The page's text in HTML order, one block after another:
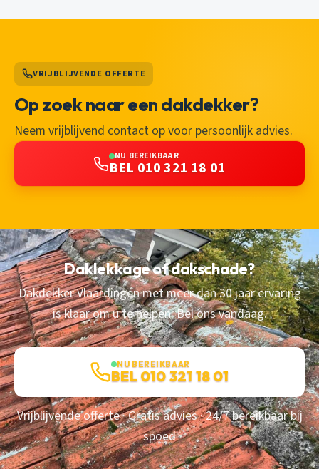
VRIJBLIJVENDE OFFERTE
Op zoek naar een dakdekker?
Neem vrijblijvend contact op voor persoonlijk advies.
NU BEREIKBAAR
BEL 010 321 18 01
Daklekkage of dakschade?
Dakdekker Vlaardingen met meer dan 30 jaar ervaring
is klaar om u te helpen. Bel ons vandaag.
NU BEREIKBAAR
BEL 010 321 18 01
Vrijblijvende offerte · Gratis advies · 24/7 bereikbaar bij
spoed